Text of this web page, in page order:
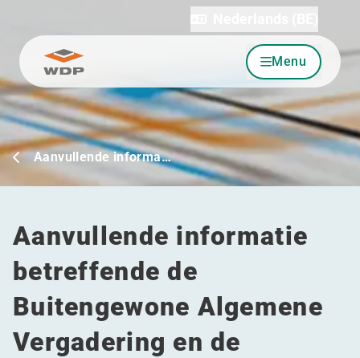
Ga naar inhoud Menu
Aanvullende informa…
Aanvullende informatie
betreffende de
Buitengewone Algemene
Vergadering en de